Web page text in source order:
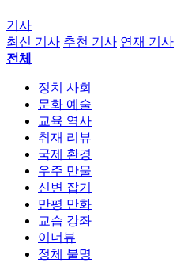
기사
최신 기사 추천 기사 연재 기사
전체
정치 사회
문화 예술
교육 역사
취재 리뷰
국제 환경
우주 만물
신변 잡기
만평 만화
교습 강좌
이너뷰
정체 불명